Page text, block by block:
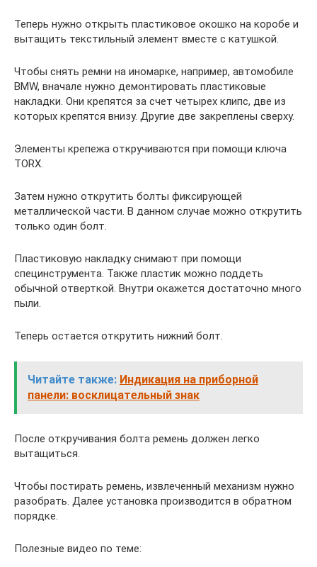
Теперь нужно открыть пластиковое окошко на коробе и
вытащить текстильный элемент вместе с катушкой.
Чтобы снять ремни на иномарке, например, автомобиле
BMW, вначале нужно демонтировать пластиковые
накладки. Они крепятся за счет четырех клипс, две из
которых крепятся внизу. Другие две закреплены сверху.
Элементы крепежа откручиваются при помощи ключа
TORX.
Затем нужно открутить болты фиксирующей
металлической части. В данном случае можно открутить
только один болт.
Пластиковую накладку снимают при помощи
специнструмента. Также пластик можно поддеть
обычной отверткой. Внутри окажется достаточно много
пыли.
Теперь остается открутить нижний болт.
Читайте также: Индикация на приборной
панели: восклицательный знак
После откручивания болта ремень должен легко
вытащиться.
Чтобы постирать ремень, извлеченный механизм нужно
разобрать. Далее установка производится в обратном
порядке.
Полезные видео по теме: